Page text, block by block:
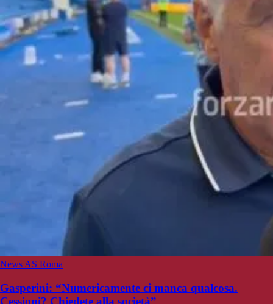
News AS Roma
Gasperini: “Numericamente ci manca qualcosa.
Cessioni? Chiedete alla società”